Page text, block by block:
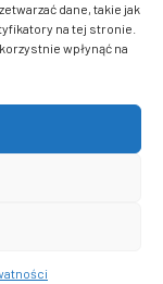
dane, takie jak
na tej stronie.
wpłynąć na
z o.o.
w Gdyni